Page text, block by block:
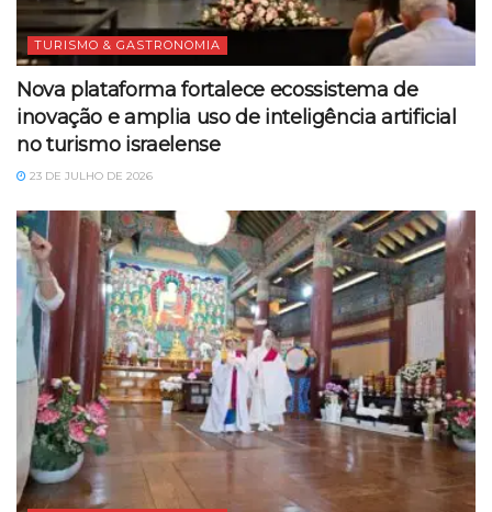
TURISMO & GASTRONOMIA
Nova plataforma fortalece ecossistema de
inovação e amplia uso de inteligência artificial
no turismo israelense
23 DE JULHO DE 2026